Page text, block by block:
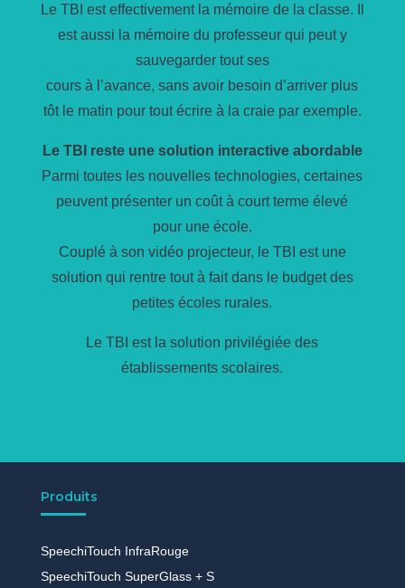
Le TBI est effectivement la mémoire de la classe. Il
est aussi la mémoire du professeur qui peut y
sauvegarder tout ses
cours à l’avance, sans avoir besoin d’arriver plus
tôt le matin pour tout écrire à la craie par exemple.
Le TBI reste une solution interactive abordable
Parmi toutes les nouvelles technologies, certaines
peuvent présenter un coût à court terme élevé
pour une école.
Couplé à son vidéo projecteur, le TBI est une
solution qui rentre tout à fait dans le budget des
petites écoles rurales.
Le TBI est la solution privilégiée des
établissements scolaires.
Produits
SpeechiTouch InfraRouge
SpeechiTouch SuperGlass + S